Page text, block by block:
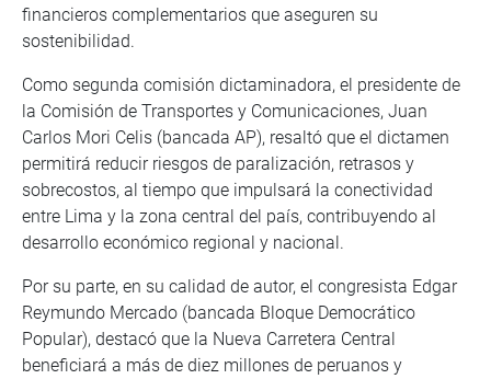
financieros complementarios que aseguren su
sostenibilidad.
Como segunda comisión dictaminadora, el presidente de
la Comisión de Transportes y Comunicaciones, Juan
Carlos Mori Celis (bancada AP), resaltó que el dictamen
permitirá reducir riesgos de paralización, retrasos y
sobrecostos, al tiempo que impulsará la conectividad
entre Lima y la zona central del país, contribuyendo al
desarrollo económico regional y nacional.
Por su parte, en su calidad de autor, el congresista Edgar
Reymundo Mercado (bancada Bloque Democrático
Popular), destacó que la Nueva Carretera Central
beneficiará a más de diez millones de peruanos y